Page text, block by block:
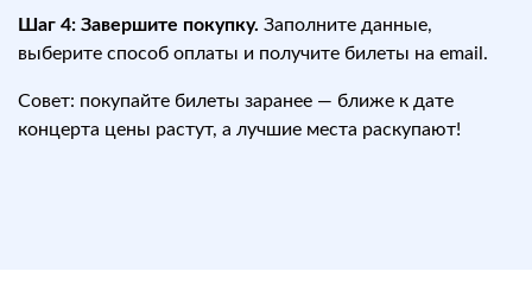
Шаг 4: Завершите покупку. Заполните данные,
выберите способ оплаты и получите билеты на email.
Совет: покупайте билеты заранее — ближе к дате
концерта цены растут, а лучшие места раскупают!